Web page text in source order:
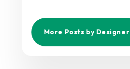
More Posts by Designer